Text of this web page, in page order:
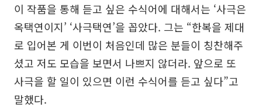
이 작품을 통해 듣고 싶은 수식어에 대해서는 ‘사극은
옥택연이지’ ‘사극택연’을 꼽았다. 그는 “한복을 제대
로 입어본 게 이번이 처음인데 많은 분들이 칭찬해주
셨고 저도 모습을 보면서 나쁘지 않더라. 앞으로 또
사극을 할 일이 있으면 이런 수식어를 듣고 싶다”고
말했다.